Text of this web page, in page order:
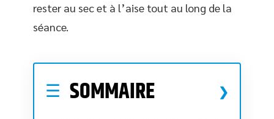
rester au sec et à l’aise tout au long de la
séance.
SOMMAIRE